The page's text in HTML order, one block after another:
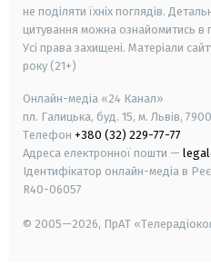
не поділяти їхніх поглядів.
цитування можна ознайомитись в
Усі права захищені. Матеріали
року (21+)
Онлайн-медіа «24 Канал»
пл. Галицька, буд. 15, м. Львів,
Телефон +380 (32) 229-77-77
Адреса електронної пошти —
Ідентифікатор онлайн-медіа в
R40-06057
© 2005—2026, ПрАТ